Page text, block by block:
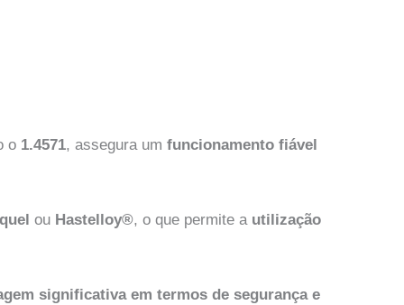
o 1.4571, assegura um funcionamento fiável
ou Hastelloy®, o que permite a utilização
significativa em termos de segurança e